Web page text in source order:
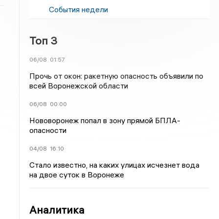
События недели
Топ 3
06/08 01:57
Прочь от окон: ракетную опасность объявили по
всей Воронежской области
06/08 00:00
Нововоронеж попал в зону прямой БПЛА-
опасности
04/08 16:10
Стало известно, на каких улицах исчезнет вода
на двое суток в Воронеже
Аналитика